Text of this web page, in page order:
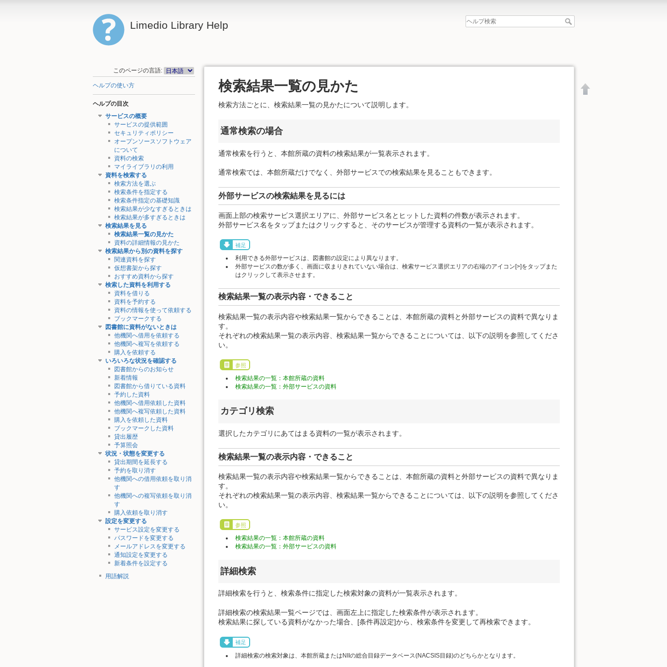
Limedio Library Help
このページの言語:
ヘルプの使い方
ヘルプの目次
サービスの概要
サービスの提供範囲
セキュリティポリシー
オープンソースソフトウェア
について
資料の検索
マイライブラリの利用
資料を検索する
検索方法を選ぶ
検索条件を指定する
検索条件指定の基礎知識
検索結果が少なすぎるときは
検索結果が多すぎるときは
検索結果を見る
検索結果一覧の見かた
資料の詳細情報の見かた
検索結果から別の資料を探す
関連資料を探す
仮想書架から探す
おすすめ資料から探す
検索した資料を利用する
資料を借りる
資料を予約する
資料の情報を使って依頼する
ブックマークする
図書館に資料がないときは
他機関へ借用を依頼する
他機関へ複写を依頼する
購入を依頼する
いろいろな状況を確認する
図書館からのお知らせ
新着情報
図書館から借りている資料
予約した資料
他機関へ借用依頼した資料
他機関へ複写依頼した資料
購入を依頼した資料
ブックマークした資料
貸出履歴
予算照会
状況・状態を変更する
貸出期間を延長する
予約を取り消す
他機関への借用依頼を取り消
す
他機関への複写依頼を取り消
す
購入依頼を取り消す
設定を変更する
サービス設定を変更する
パスワードを変更する
メールアドレスを変更する
通知設定を変更する
新着条件を設定する
用語解説
検索結果一覧の見かた
検索方法ごとに、検索結果一覧の見かたについて説明します。
通常検索の場合
通常検索を行うと、本館所蔵の資料の検索結果が一覧表示されます。
通常検索では、本館所蔵だけでなく、外部サービスでの検索結果を見ることもできます。
外部サービスの検索結果を見るには
画面上部の検索サービス選択エリアに、外部サービス名とヒットした資料の件数が表示されます。
外部サービス名をタップまたはクリックすると、そのサービスが管理する資料の一覧が表示されます。
補足
利用できる外部サービスは、図書館の設定により異なります。
外部サービスの数が多く、画面に収まりきれていない場合は、検索サービス選択エリアの右端のアイコン[>]をタップまた
はクリックして表示させます。
検索結果一覧の表示内容・できること
検索結果一覧の表示内容や検索結果一覧からできることは、本館所蔵の資料と外部サービスの資料で異なりま
す。
それぞれの検索結果一覧の表示内容、検索結果一覧からできることについては、以下の説明を参照してくださ
い。
参照
検索結果の一覧：本館所蔵の資料
検索結果の一覧：外部サービスの資料
カテゴリ検索
選択したカテゴリにあてはまる資料の一覧が表示されます。
検索結果一覧の表示内容・できること
検索結果一覧の表示内容や検索結果一覧からできることは、本館所蔵の資料と外部サービスの資料で異なりま
す。
それぞれの検索結果一覧の表示内容、検索結果一覧からできることについては、以下の説明を参照してくださ
い。
参照
検索結果の一覧：本館所蔵の資料
検索結果の一覧：外部サービスの資料
詳細検索
詳細検索を行うと、検索条件に指定した検索対象の資料が一覧表示されます。
詳細検索の検索結果一覧ページでは、画面左上に指定した検索条件が表示されます。
検索結果に探している資料がなかった場合、[条件再設定]から、検索条件を変更して再検索できます。
補足
詳細検索の検索対象は、本館所蔵またはNIIの総合目録データベース(NACSIS目録)のどちらかとなります。